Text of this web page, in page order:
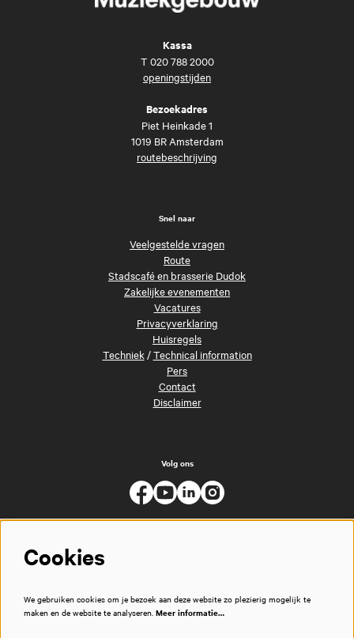
Kassa
T 020 788 2000
openingstijden
Bezoekadres
Piet Heinkade 1
1019 BR Amsterdam
routebeschrijving
Snel naar
Veelgestelde vragen
Route
Stadscafé en brasserie Dudok
Zakelijke evenementen
Vacatures
Privacyverklaring
Huisregels
Techniek/Technical information
Pers
Contact
Disclaimer
Volg ons
Cookies
We gebruiken cookies om je bezoek aan deze website zo plezierig mogelijk te
maken en de website te analyseren. Meer informatie…